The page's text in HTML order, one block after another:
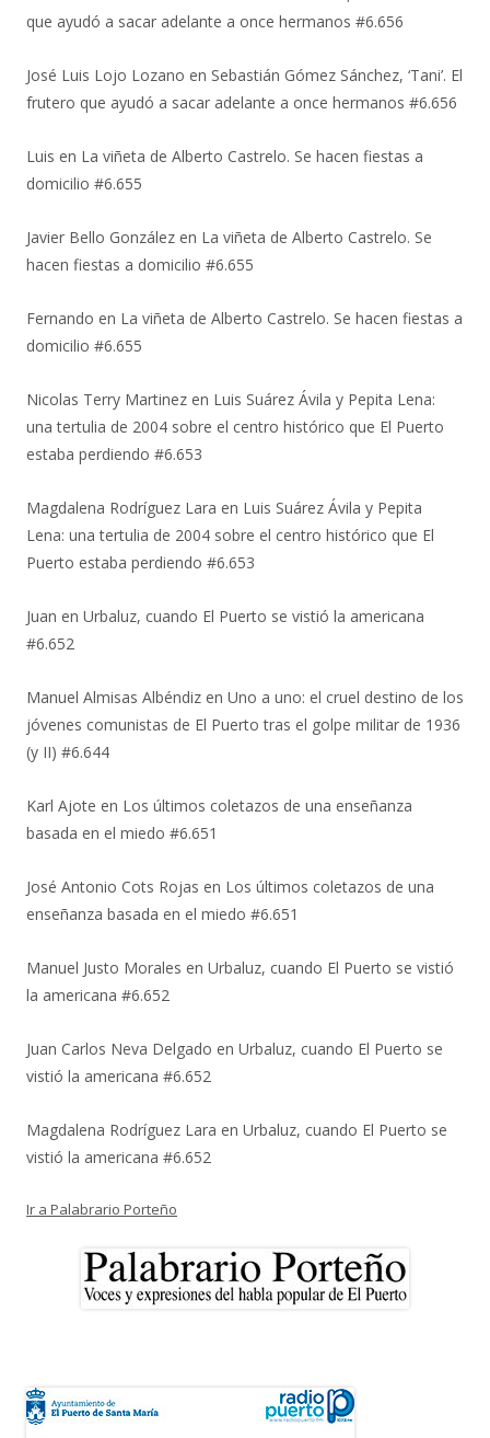
que ayudó a sacar adelante a once hermanos #6.656
José Luis Lojo Lozano en Sebastián Gómez Sánchez, ‘Tani’. El
frutero que ayudó a sacar adelante a once hermanos #6.656
Luis en La viñeta de Alberto Castrelo. Se hacen fiestas a
domicilio #6.655
Javier Bello González en La viñeta de Alberto Castrelo. Se
hacen fiestas a domicilio #6.655
Fernando en La viñeta de Alberto Castrelo. Se hacen fiestas a
domicilio #6.655
Nicolas Terry Martinez en Luis Suárez Ávila y Pepita Lena:
una tertulia de 2004 sobre el centro histórico que El Puerto
estaba perdiendo #6.653
Magdalena Rodríguez Lara en Luis Suárez Ávila y Pepita
Lena: una tertulia de 2004 sobre el centro histórico que El
Puerto estaba perdiendo #6.653
Juan en Urbaluz, cuando El Puerto se vistió la americana
#6.652
Manuel Almisas Albéndiz en Uno a uno: el cruel destino de los
jóvenes comunistas de El Puerto tras el golpe militar de 1936
(y II) #6.644
Karl Ajote en Los últimos coletazos de una enseñanza
basada en el miedo #6.651
José Antonio Cots Rojas en Los últimos coletazos de una
enseñanza basada en el miedo #6.651
Manuel Justo Morales en Urbaluz, cuando El Puerto se vistió
la americana #6.652
Juan Carlos Neva Delgado en Urbaluz, cuando El Puerto se
vistió la americana #6.652
Magdalena Rodríguez Lara en Urbaluz, cuando El Puerto se
vistió la americana #6.652
Ir a Palabrario Porteño